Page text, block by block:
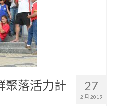
27
2 月 2019
聚落活力計